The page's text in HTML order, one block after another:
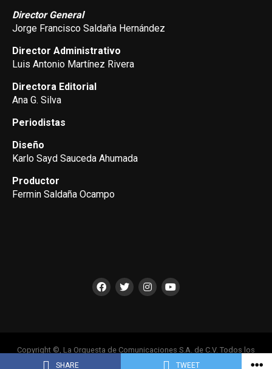
SHARE TWEET
Director General
Jorge Francisco Saldaña Hernández
Director Administrativo
Luis Antonio Martínez Rivera
Directora Editorial
Ana G. Silva
Periodistas
Diseño
Karlo Sayd Sauceda Ahumada
Productor
Fermin Saldaña Ocampo
Copyright ©, La Orquesta de Comunicaciones S.A. de C.V. Todos los
Derechos Reservados